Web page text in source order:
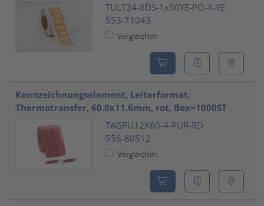
TULT24-8DS-1x50YE-PO-X-YE
553-71043
Vergleichen
Kennzeichnungselement, Leiterformat,
Thermotransfer, 60.0x11.6mm, rot, Box=1000ST
TAGPU12X60-4-PUR-RD
556-80512
Vergleichen